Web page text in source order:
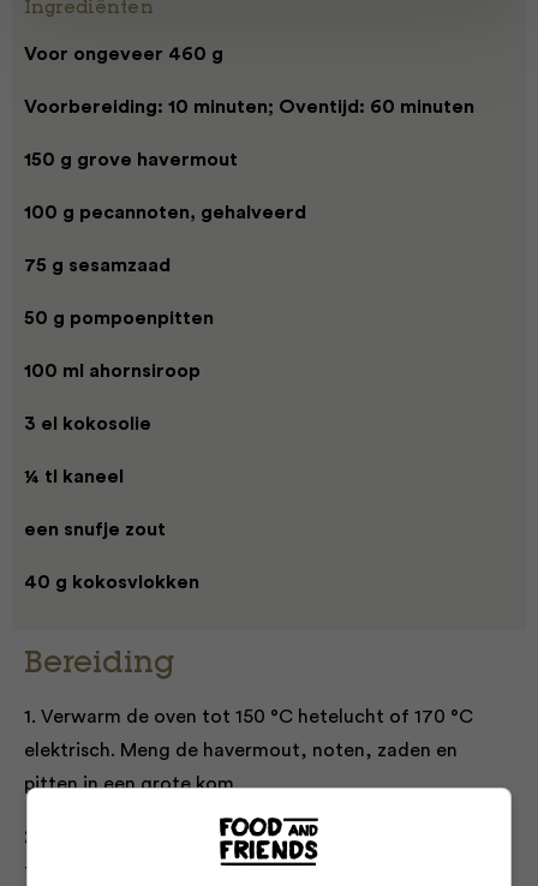
Ingrediënten
Voor ongeveer 460 g
Voorbereiding: 10 minuten; Oventijd: 60 minuten
150 g grove havermout
100 g pecannoten, gehalveerd
75 g sesamzaad
50 g pompoenpitten
100 ml ahornsiroop
3 el kokosolie
¼ tl kaneel
een snufje zout
40 g kokosvlokken
Bereiding
1. Verwarm de oven tot 150 °C hetelucht of 170 °C
elektrisch. Meng de havermout, noten, zaden en
pitten in een grote kom.
2. Verhit de ahornsiroop en kokosolie in een kleine pan
tot het mengsel gesmolten en heet is en roer de